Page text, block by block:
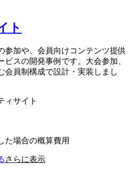
ト
参加や、会員向けコンテンツ提供
ビスの開発事例です。大会参加、
会員制構成で設計・実装しまし
ィサイト
た場合の概算費用
さらに表示